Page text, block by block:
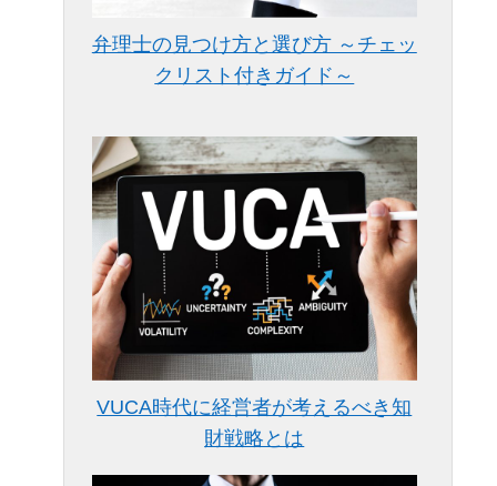
弁理士の見つけ方と選び方 ～チェッ
クリスト付きガイド～
VUCA時代に経営者が考えるべき知
財戦略とは